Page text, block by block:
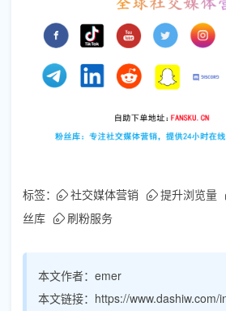
标签： 社交媒体营销 提升浏览量
丝库
刷粉服务
本文作者： emer
本文链接： https://www.dashiw.com/